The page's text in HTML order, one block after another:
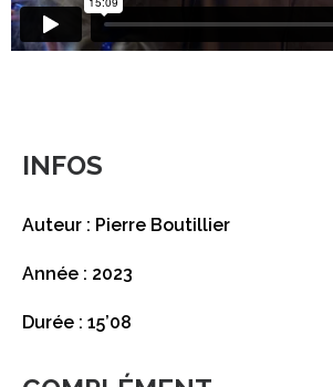
INFOS
Auteur : Pierre Boutillier
Année : 2023
Durée : 15’08